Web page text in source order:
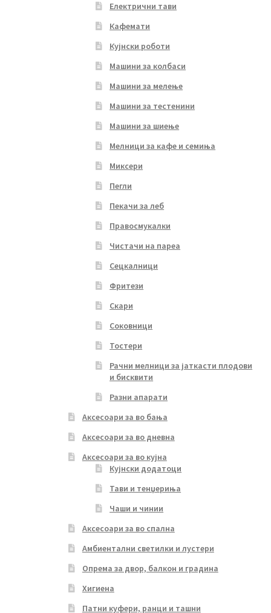
Електрични тави
Кафемати
Кујнски роботи
Машини за колбаси
Машини за мелење
Машини за тестенини
Машини за шиење
Мелници за кафе и семиња
Миксери
Пегли
Пекачи за леб
Правосмукалки
Чистачи на пареа
Сецкалници
Фритези
Скари
Соковници
Тостери
Рачни мелници за јаткасти плодови
и бисквити
Разни апарати
Аксесоари за во бања
Аксесоари за во дневна
Аксесоари за во кујна
Кујнски додатоци
Тави и тенџериња
Чаши и чинии
Аксесоари за во спална
Амбиентални светилки и лустери
Опрема за двор, балкон и градина
Хигиена
Патни куфери, ранци и ташни